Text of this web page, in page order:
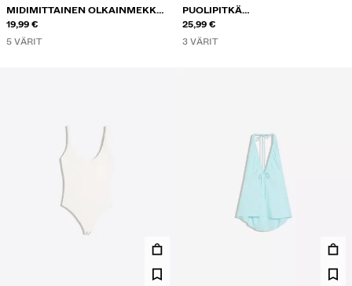
MIDIMITTAINEN OLKAINMEKKO
RYPYTYKSELLÄ
19,99 €
5 VÄRIT
PUOLIPITKÄ
KIETAISUVYÖTÄRÖINEN HAME
25,99 €
3 VÄRIT